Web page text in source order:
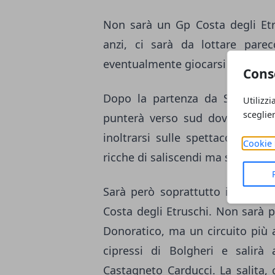
Cookie
Non sarà un Gp Costa degli
anzi, ci sarà da lottare
eventualmente giocarsi il
Dopo la partenza da San
punterà verso sud dove
inoltrarsi sulle spettacolari
ricche di saliscendi ma
Sarà però soprattutto il
Costa degli Etruschi. Non sarà
Donoratico, ma un circuito più
cipressi di Bolgheri e salirà
Castagneto Carducci. La